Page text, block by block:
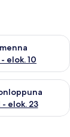
elok. 10
saatavuus
16
- elok. 23